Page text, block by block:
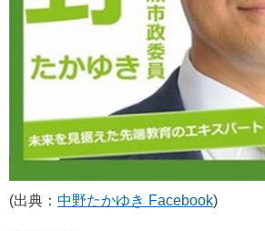
(出典： 中野たかゆき Facebook)